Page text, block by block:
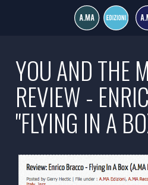
YOU AND THE
REVIEW -
"FLYING IN A